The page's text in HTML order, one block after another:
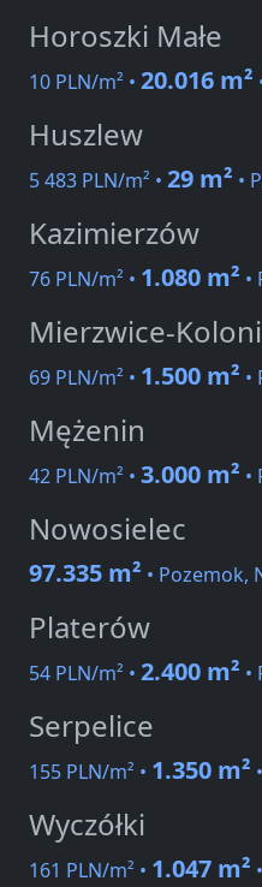
Horoszki Małe
10 PLN/m² • 20.016 m²
Huszlew
5 483 PLN/m² • 29 m² •
Kazimierzów
76 PLN/m² • 1.080 m² •
Mierzwice-
69 PLN/m² • 1.500 m² •
Mężenin
42 PLN/m² • 3.000 m² •
Nowosielec
97.335 m² • Pozemok,
Platerów
54 PLN/m² • 2.400 m² •
Serpelice
155 PLN/m² • 1.350 m²
Wyczółki
161 PLN/m² • 1.047 m²